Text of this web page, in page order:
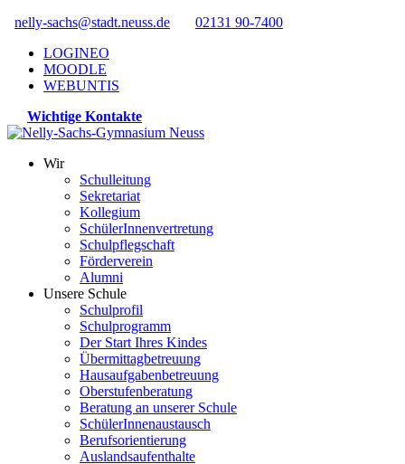
nelly-sachs@stadt.neuss.de
02131 90-7400
LOGINEO
MOODLE
WEBUNTIS
Wichtige Kontakte
Wir
Schulleitung
Sekretariat
Kollegium
SchülerInnenvertretung
Schulpflegschaft
Förderverein
Alumni
Unsere Schule
Schulprofil
Schulprogramm
Der Start Ihres Kindes
Übermittagbetreuung
Hausaufgabenbetreuung
Oberstufenberatung
Beratung an unserer Schule
SchülerInnenaustausch
Berufsorientierung
Auslandsaufenthalte